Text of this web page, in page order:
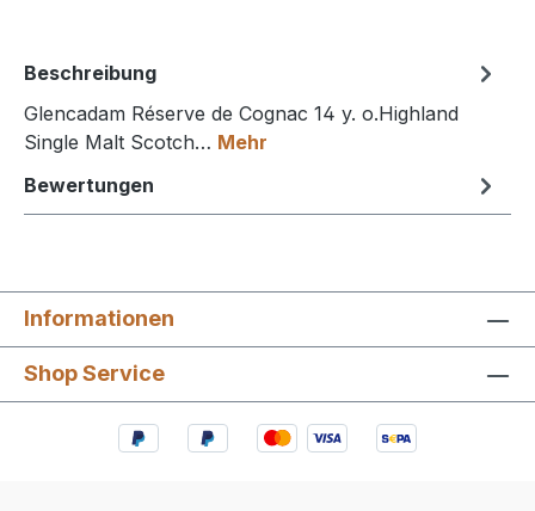
Beschreibung
Glencadam Réserve de Cognac 14 y. o.Highland
Single Malt Scotch… Mehr
Bewertungen
Informationen
Shop Service